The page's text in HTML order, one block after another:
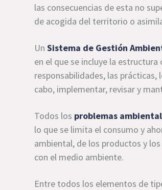
las consecuencias de esta no
de acogida del territorio o
UnSistema de Gestión
en el que se incluye la
responsabilidades, las
cabo, implementar, revisar y
Todos los problemas
lo que se limita el consumo y
ambiental, de los productos y
con el medio ambiente.
Entre todos los elementos de